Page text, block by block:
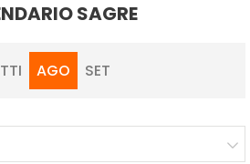
SAGRE
AGO SET